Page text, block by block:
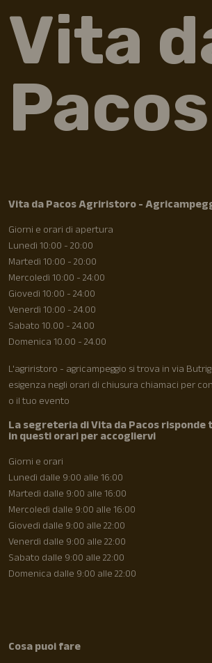
Vita
Pacos
Vita da Pacos Agriristoro -
Giorni e orari di apertura
Lunedì 10:00 - 20:00
Martedì 10:00 - 20:00
Mercoledì 10:00 - 24:00
Giovedì 10:00 - 24:00
Venerdì 10:00 - 24.00
Sabato 10.00 - 24.00
Domenica 10.00 - 24.00
L'agriristoro - agricampeggio si trova in via
esigenza negli orari di chiusura chiamaci per
o il tuo evento
La segreteria di Vita da Pacos
in questi orari per accogliervi
Giorni e orari
Lunedì dalle 9:00 alle 16:00
Martedì dalle 9:00 alle 16:00
Mercoledì dalle 9:00 alle 16:00
Giovedì dalle 9:00 alle 22:00
Venerdì dalle 9:00 alle 22:00
Sabato dalle 9:00 alle 22:00
Domenica dalle 9:00 alle 22:00
Cosa puoi fare